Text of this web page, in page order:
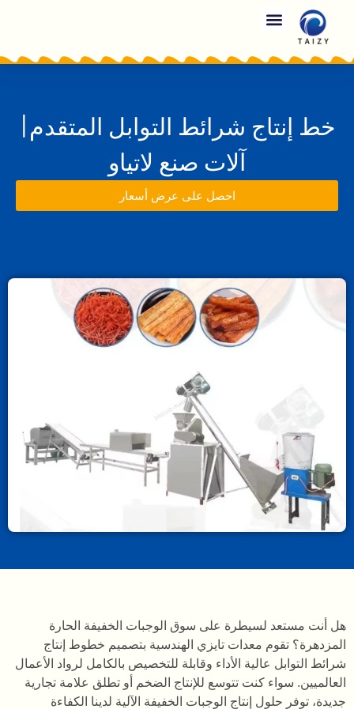
خط إنتاج شرائط التوابل المتقدم|
آلات صنع لاتياو
احصل على عرض أسعار
هل أنت مستعد لسيطرة على سوق الوجبات الخفيفة الحارة
المزدهرة؟ تقوم معدات تايزي الهندسية بتصميم خطوط إنتاج
شرائط التوابل عالية الأداء وقابلة للتخصيص بالكامل لرواد الأعمال
العالميين. سواء كنت تتوسع للإنتاج الضخم أو تطلق علامة تجارية
جديدة، توفر حلول إنتاج الوجبات الخفيفة الآلية لدينا الكفاءة